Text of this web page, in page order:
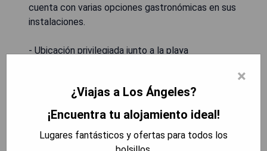
cuenta con varias opciones gastronómicas en sus
instalaciones.
- Ubicación privilegiada junto a la playa
- Servicios completos de spa
- Variadas opciones gastronómicas en el lugar
MOSTRAR PRECIOS
×
¿Viajas a Los Ángeles?
¡Encuentra tu alojamiento ideal!
Lugares fantásticos y ofertas para todos los